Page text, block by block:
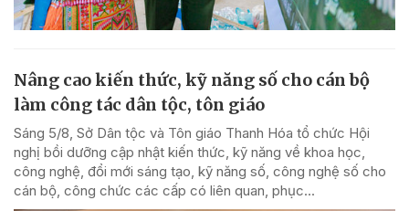
Nâng cao kiến thức, kỹ năng số cho cán bộ
làm công tác dân tộc, tôn giáo
Sáng 5/8, Sở Dân tộc và Tôn giáo Thanh Hóa tổ chức Hội
nghị bồi dưỡng cập nhật kiến thức, kỹ năng về khoa học,
công nghệ, đổi mới sáng tạo, kỹ năng số, công nghệ số cho
cán bộ, công chức các cấp có liên quan, phục...